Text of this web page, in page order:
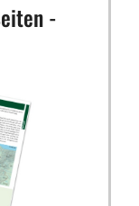
-